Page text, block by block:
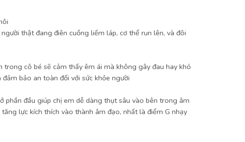
thật đang điên cuồng liếm láp, cơ thể run lên, và đôi
cô bé sẽ cảm thấy êm ái mà không gây đau hay khó
bảo an toàn đối với sức khỏe người
phần đầu giúp chị em dễ dàng thụt sâu vào bên trong âm
lực kích thích vào thành âm đạo, nhất là điểm G nhạy